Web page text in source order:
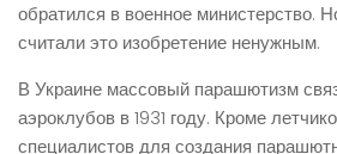
обратился в военное министерство.
считали это изобретение ненужным.
В Украине массовый парашютизм
аэроклубов в 1931 году. Кроме
специалистов для создания